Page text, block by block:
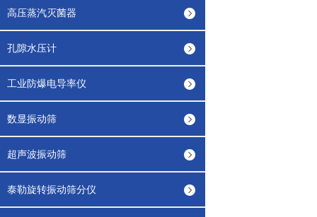
高压蒸汽灭菌器
孔隙水压计
工业防爆电导率仪
数显振动筛
超声波振动筛
泰勒旋转振动筛分仪